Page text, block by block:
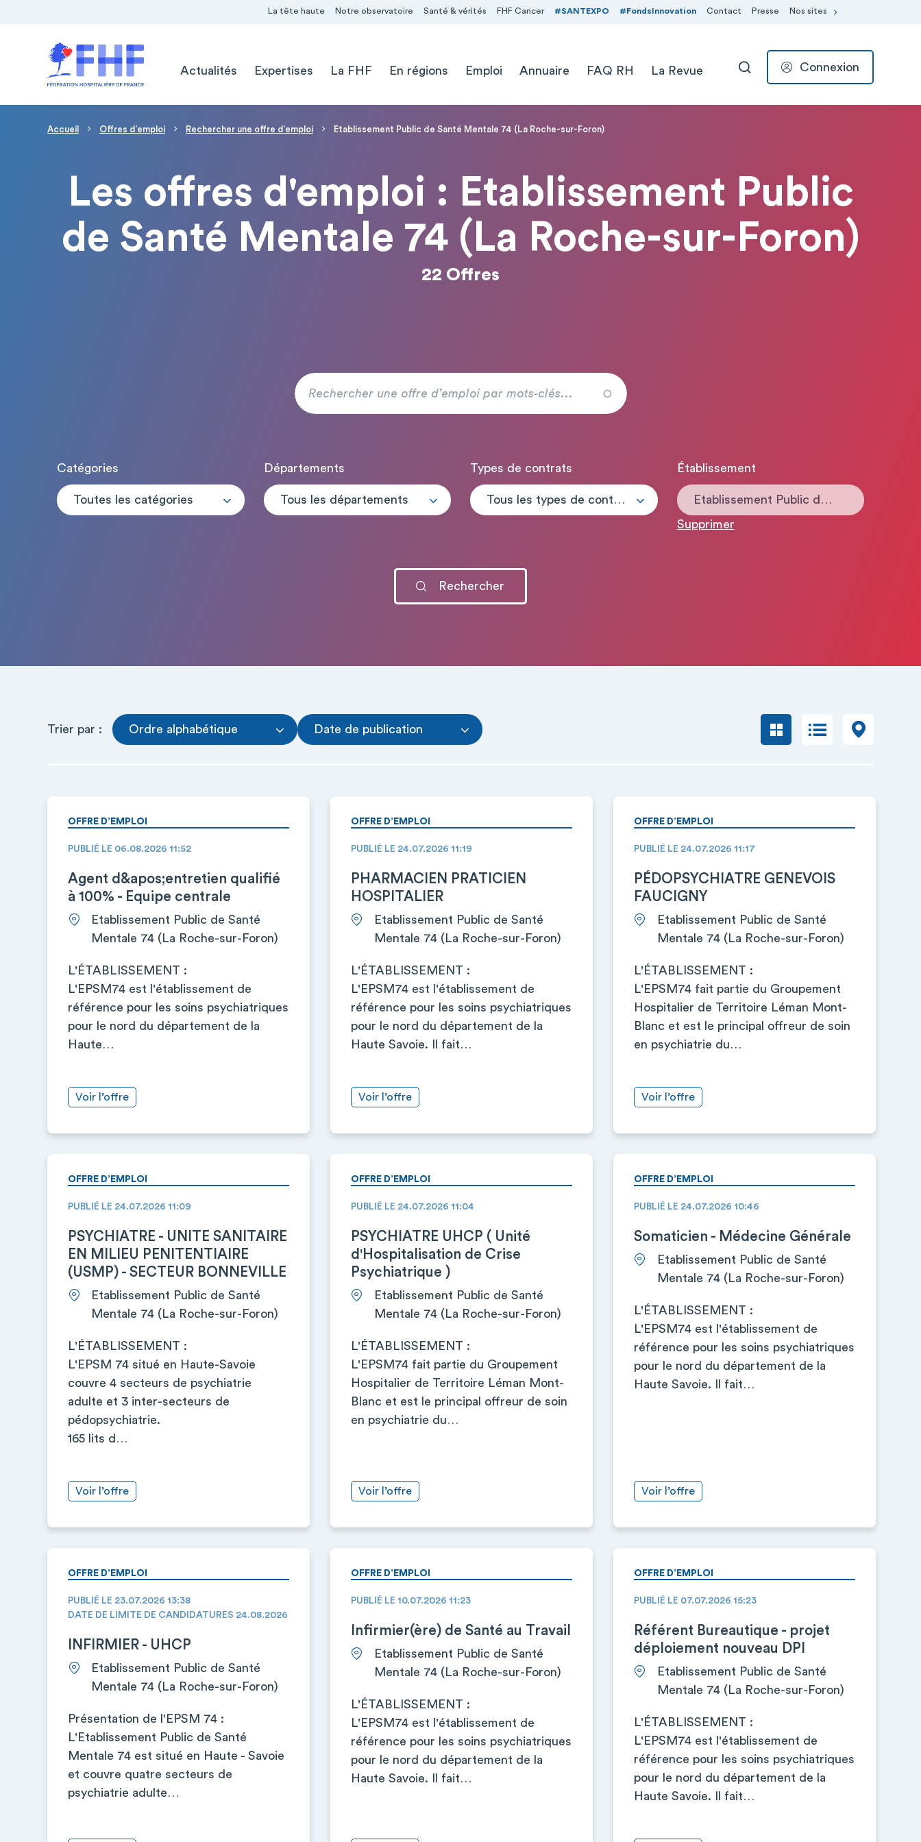
La tête haute Notre observatoire Santé & vérités FHF Cancer #SANTEXPO #FondsInnovation Contact Presse Nos sites
Actualités
Expertises La FHF En régions Emploi Annuaire FAQ RH La Revue RECHERCHER
Connexion
Fil d'Ariane
Accueil Offres d′emploi Rechercher une offre d′emploi Etablissement Public de Santé Mentale 74 (La Roche-sur-Foron)
Les offres d'emploi : Etablissement Public
de Santé Mentale 74 (La Roche-sur-Foron)
22 Offres
Catégories
Toutes les catégories
Départements
Tous les départements
Types de contrats
Tous les types de contrats
Établissement
Etablissement Public de Santé Mentale 74
Supprimer
Trier par : Ordre alphabétique Date de publication
OFFRE D’EMPLOI
PUBLIÉ LE 06.08.2026 11:52
Agent d&apos;entretien qualifié
à 100% - Equipe centrale
Etablissement Public de Santé
Mentale 74 (La Roche-sur-Foron)
L'ÉTABLISSEMENT :
L'EPSM74 est l'établissement de
référence pour les soins psychiatriques
pour le nord du département de la
Haute…
Voir l’offre
OFFRE D’EMPLOI
PUBLIÉ LE 24.07.2026 11:19
PHARMACIEN PRATICIEN
HOSPITALIER
Etablissement Public de Santé
Mentale 74 (La Roche-sur-Foron)
L'ÉTABLISSEMENT :
L'EPSM74 est l'établissement de
référence pour les soins psychiatriques
pour le nord du département de la
Haute Savoie. Il fait…
Voir l’offre
OFFRE D’EMPLOI
PUBLIÉ LE 24.07.2026 11:17
PÉDOPSYCHIATRE GENEVOIS
FAUCIGNY
Etablissement Public de Santé
Mentale 74 (La Roche-sur-Foron)
L'ÉTABLISSEMENT :
L'EPSM74 fait partie du Groupement
Hospitalier de Territoire Léman Mont-
Blanc et est le principal offreur de soin
en psychiatrie du…
Voir l’offre
OFFRE D’EMPLOI
PUBLIÉ LE 24.07.2026 11:09
PSYCHIATRE - UNITE SANITAIRE
EN MILIEU PENITENTIAIRE
(USMP) - SECTEUR BONNEVILLE
Etablissement Public de Santé
Mentale 74 (La Roche-sur-Foron)
L'ÉTABLISSEMENT :
L'EPSM 74 situé en Haute-Savoie
couvre 4 secteurs de psychiatrie
adulte et 3 inter-secteurs de
pédopsychiatrie.
165 lits d…
Voir l’offre
OFFRE D’EMPLOI
PUBLIÉ LE 24.07.2026 11:04
PSYCHIATRE UHCP ( Unité
d'Hospitalisation de Crise
Psychiatrique )
Etablissement Public de Santé
Mentale 74 (La Roche-sur-Foron)
L'ÉTABLISSEMENT :
L'EPSM74 fait partie du Groupement
Hospitalier de Territoire Léman Mont-
Blanc et est le principal offreur de soin
en psychiatrie du…
Voir l’offre
OFFRE D’EMPLOI
PUBLIÉ LE 24.07.2026 10:46
Somaticien - Médecine Générale
Etablissement Public de Santé
Mentale 74 (La Roche-sur-Foron)
L'ÉTABLISSEMENT :
L'EPSM74 est l'établissement de
référence pour les soins psychiatriques
pour le nord du département de la
Haute Savoie. Il fait…
Voir l’offre
OFFRE D’EMPLOI
PUBLIÉ LE 23.07.2026 13:38
DATE DE LIMITE DE CANDIDATURES 24.08.2026
INFIRMIER - UHCP
Etablissement Public de Santé
Mentale 74 (La Roche-sur-Foron)
Présentation de l'EPSM 74 :
L'Etablissement Public de Santé
Mentale 74 est situé en Haute - Savoie
et couvre quatre secteurs de
psychiatrie adulte…
OFFRE D’EMPLOI
PUBLIÉ LE 10.07.2026 11:23
Infirmier(ère) de Santé au Travail
Etablissement Public de Santé
Mentale 74 (La Roche-sur-Foron)
L'ÉTABLISSEMENT :
L'EPSM74 est l'établissement de
référence pour les soins psychiatriques
pour le nord du département de la
Haute Savoie. Il fait…
OFFRE D’EMPLOI
PUBLIÉ LE 07.07.2026 15:23
Référent Bureautique - projet
déploiement nouveau DPI
Etablissement Public de Santé
Mentale 74 (La Roche-sur-Foron)
L'ÉTABLISSEMENT :
L'EPSM74 est l'établissement de
référence pour les soins psychiatriques
pour le nord du département de la
Haute Savoie. Il fait…